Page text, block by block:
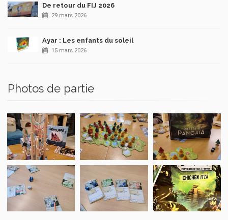
De retour du FIJ 2026
29 mars 2026
Ayar : Les enfants du soleil
15 mars 2026
Photos de partie